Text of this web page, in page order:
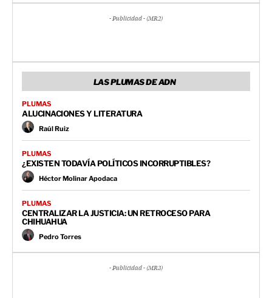
- Publicidad - (MR2)
LAS PLUMAS DE ADN
PLUMAS
ALUCINACIONES Y LITERATURA
Raúl Ruiz
PLUMAS
¿EXISTEN TODAVÍA POLÍTICOS INCORRUPTIBLES?
Héctor Molinar Apodaca
PLUMAS
CENTRALIZAR LA JUSTICIA: UN RETROCESO PARA
CHIHUAHUA
Pedro Torres
- Publicidad - (MR3)